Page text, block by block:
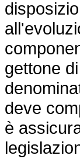
gettone
deve
è